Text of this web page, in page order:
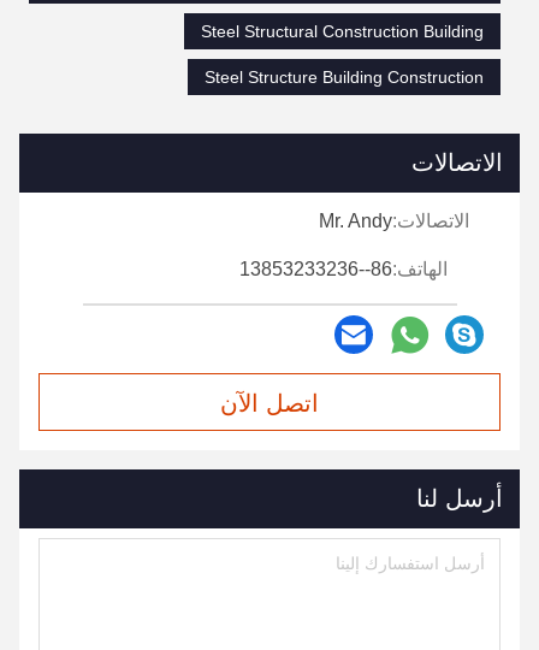
Steel Structural Construction Building
Steel Structure Building Construction
الاتصالات
الاتصالات:Mr. Andy
الهاتف:86--13853233236
اتصل الآن
أرسل لنا